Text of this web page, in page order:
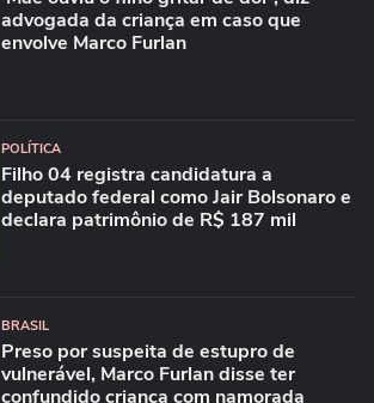
advogada da criança em caso que
envolve Marco Furlan
POLÍTICA
Filho 04 registra candidatura a
deputado federal como Jair Bolsonaro e
declara patrimônio de R$ 187 mil
BRASIL
Preso por suspeita de estupro de
vulnerável, Marco Furlan disse ter
confundido criança com namorada